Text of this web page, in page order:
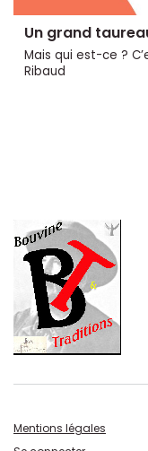
Un grand
Mais qui est-ce ?
Ribaud
Mentions légales